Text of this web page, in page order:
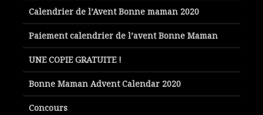
Calendrier de l’Avent Bonne maman 2020
Paiement calendrier de l’avent Bonne Maman
UNE COPIE GRATUITE !
Bonne Maman Advent Calendar 2020
Concours